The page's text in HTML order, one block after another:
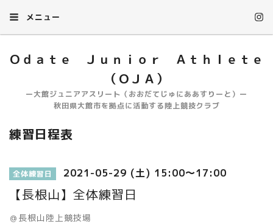
メニュー
Ｏｄａｔｅ Ｊｕｎｉｏｒ Ａｔｈｌｅｔｅ
（ＯＪＡ）
ー大館ジュニアアスリート（おおだてじゅにああすりーと）ー
秋田県大館市を拠点に活動する陸上競技クラブ
練習日程表
全体練習日 2021-05-29 (土) 15:00～17:00
【長根山】全体練習日
＠長根山陸上競技場